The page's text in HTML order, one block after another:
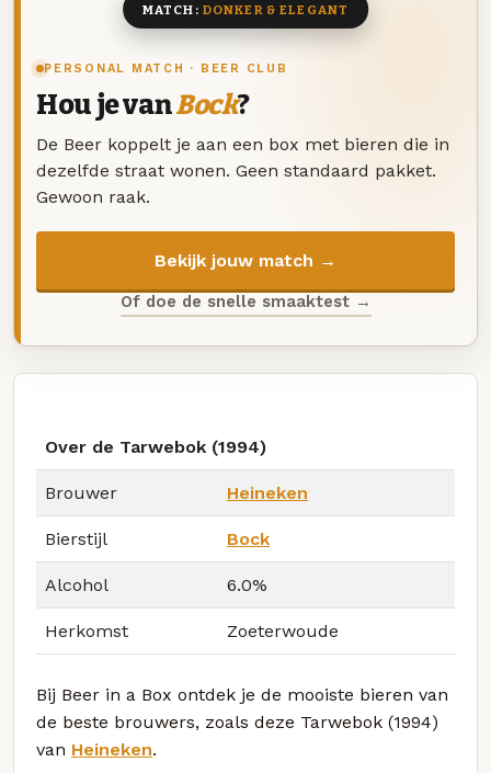
PERSONAL MATCH · BEER CLUB
Hou je vanBock?
De Beer koppelt je aan een box met bieren die in
dezelfde straat wonen. Geen standaard pakket.
Gewoon raak.
Bekijk jouw match →
Of doe de snelle smaaktest →
MATCH: DONKER & ELEGANT
Over de Tarwebok (1994)
Brouwer Heineken
Bierstijl Bock
Alcohol 6.0%
Herkomst Zoeterwoude
Bij Beer in a Box ontdek je de mooiste bieren van
de beste brouwers, zoals deze Tarwebok (1994)
van Heineken.